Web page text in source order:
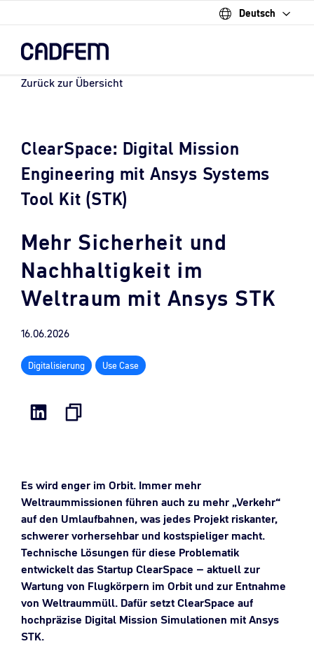
Deutsch
content.
Zurück zur Übersicht
ClearSpace: Digital Mission
Engineering mit Ansys Systems
Tool Kit (STK)
Mehr Sicherheit und
Nachhaltigkeit im
Weltraum mit Ansys STK
16.06.2026
Digitalisierung Use Case
Es wird enger im Orbit. Immer mehr
Weltraummissionen führen auch zu mehr „Verkehr“
auf den Umlaufbahnen, was jedes Projekt riskanter,
schwerer vorhersehbar und kostspieliger macht.
Technische Lösungen für diese Problematik
entwickelt das Startup ClearSpace – aktuell zur
Wartung von Flugkörpern im Orbit und zur Entnahme
von Weltraummüll. Dafür setzt ClearSpace auf
hochpräzise Digital Mission Simulationen mit Ansys
STK.